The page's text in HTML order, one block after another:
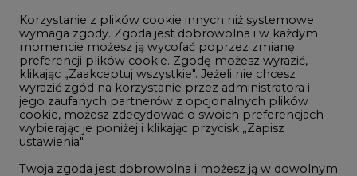
Innowacje i AI
Telekomunikacja i IT
Handel emisjami CO2
Wodór
Górnictwo
Korzystanie z plików cookie innych niż systemowe
wymaga zgody. Zgoda jest dobrowolna i w każdym
momencie możesz ją wycofać poprzez zmianę
preferencji plików cookie. Zgodę możesz wyrazić,
klikając „Zaakceptuj wszystkie". Jeżeli nie chcesz
wyrazić zgód na korzystanie przez administratora i
jego zaufanych partnerów z opcjonalnych plików
cookie, możesz zdecydować o swoich preferencjach
wybierając je poniżej i klikając przycisk „Zapisz
ustawienia".
Twoja zgoda jest dobrowolna i możesz ją w dowolnym